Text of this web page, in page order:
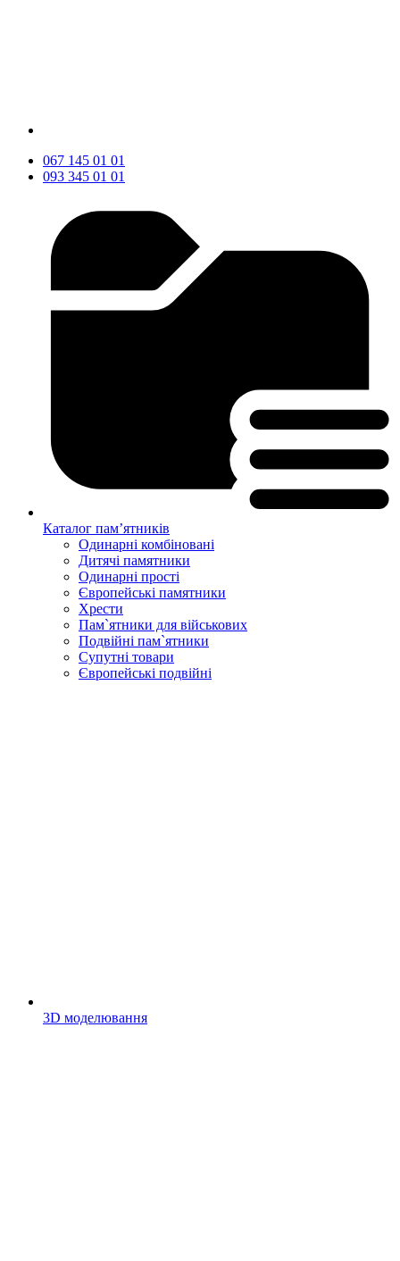
067 145 01 01
093 345 01 01
Каталог пам’ятників
Одинарні комбіновані
Дитячі памятники
Одинарні прості
Європейські памятники
Хрести
Пам`ятники для військових
Подвійні пам`ятники
Супутні товари
Європейські подвійні
3D моделювання